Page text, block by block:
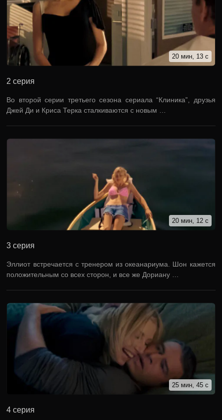
20 мин, 13 с
2 серия
Во второй серии третьего сезона сериала “Клиника”, друзья
Джей Ди и Криса Терка сталкиваются с новым …
20 мин, 12 с
3 серия
Эллиот встречается с тренером из океанариума. Шон кажется
положительным со всех сторон, и все же Дориану …
25 мин, 45 с
4 серия